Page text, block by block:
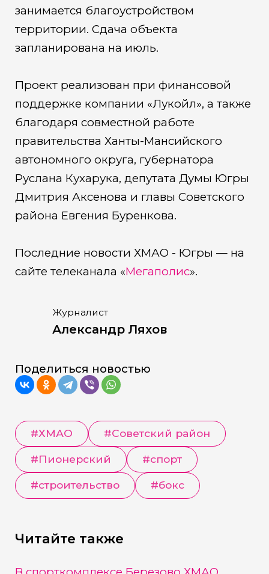
занимается благоустройством
территории. Сдача объекта
запланирована на июль.
Проект реализован при финансовой
поддержке компании «Лукойл», а также
благодаря совместной работе
правительства Ханты-Мансийского
автономного округа, губернатора
Руслана Кухарука, депутата Думы Югры
Дмитрия Аксенова и главы Советского
района Евгения Буренкова.
Последние новости ХМАО - Югры — на
сайте телеканала «Мегаполис».
Журналист
Александр Ляхов
Поделиться новостью
#ХМАО #Советский район
#Пионерский #спорт
#строительство #бокс
Читайте также